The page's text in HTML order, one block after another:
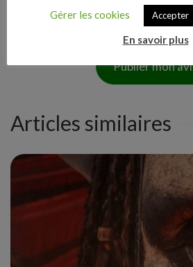
Cette note est fondée sur ma
Publier mon
Articles similaires
Gérer les cookies
Accepter
En savoir plus